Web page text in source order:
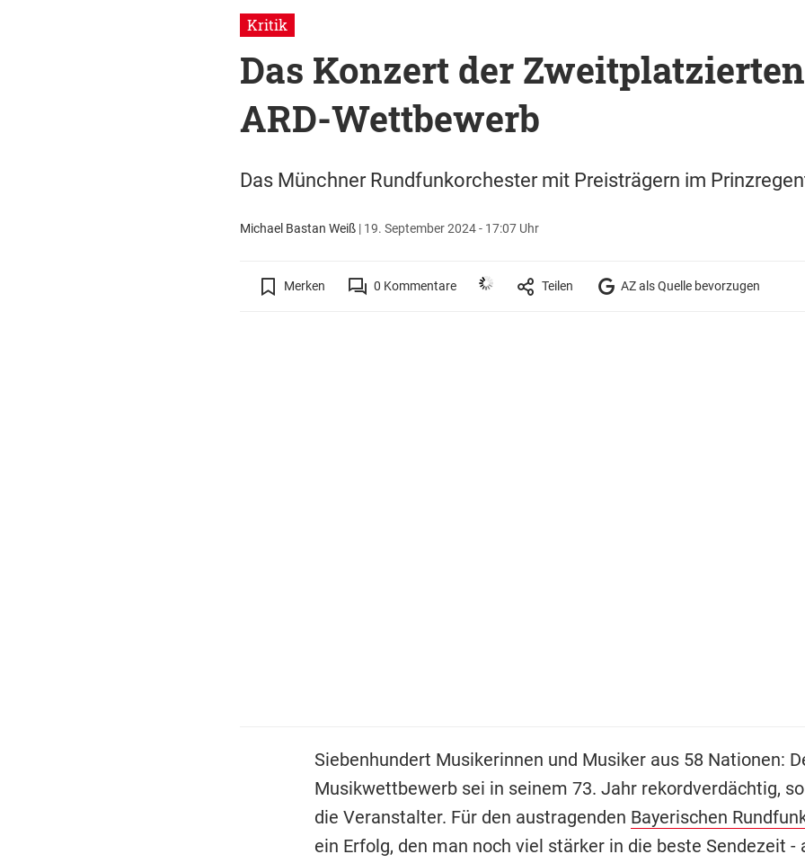
Kritik
Das Konzert der
ARD-Wettbewerb
Das Münchner Rundfunkorchester mit Preisträgern im
Michael Bastan Weiß| 19. September 2024 - 17:07 Uhr
Merken 0 Kommentare Teilen AZ als Quelle bevorzugen
Siebenhundert Musikerinnen und Musiker aus 58 Nationen:
Musikwettbewerb sei in seinem 73. Jahr rekordverdächtig,
die Veranstalter. Für den austragenden Bayerischen
ein Erfolg, den man noch viel stärker in die beste Sendezeit -